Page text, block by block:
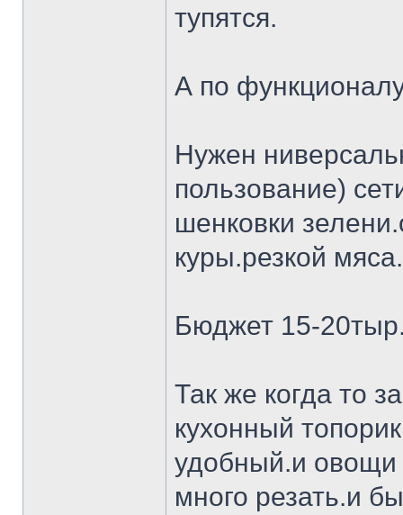
тупятся.
А по
Нужен
пользование)
шенковки
куры.резкой
Бюджет 15-
Так же когда то
кухонный
удобный.и овощи
много резать.и